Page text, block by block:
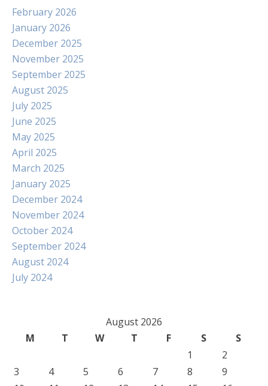
February 2026
January 2026
December 2025
November 2025
September 2025
August 2025
July 2025
June 2025
May 2025
April 2025
March 2025
January 2025
December 2024
November 2024
October 2024
September 2024
August 2024
July 2024
August 2026
M
T W T F S
S
1
2
3
4 5 6 7 8
9